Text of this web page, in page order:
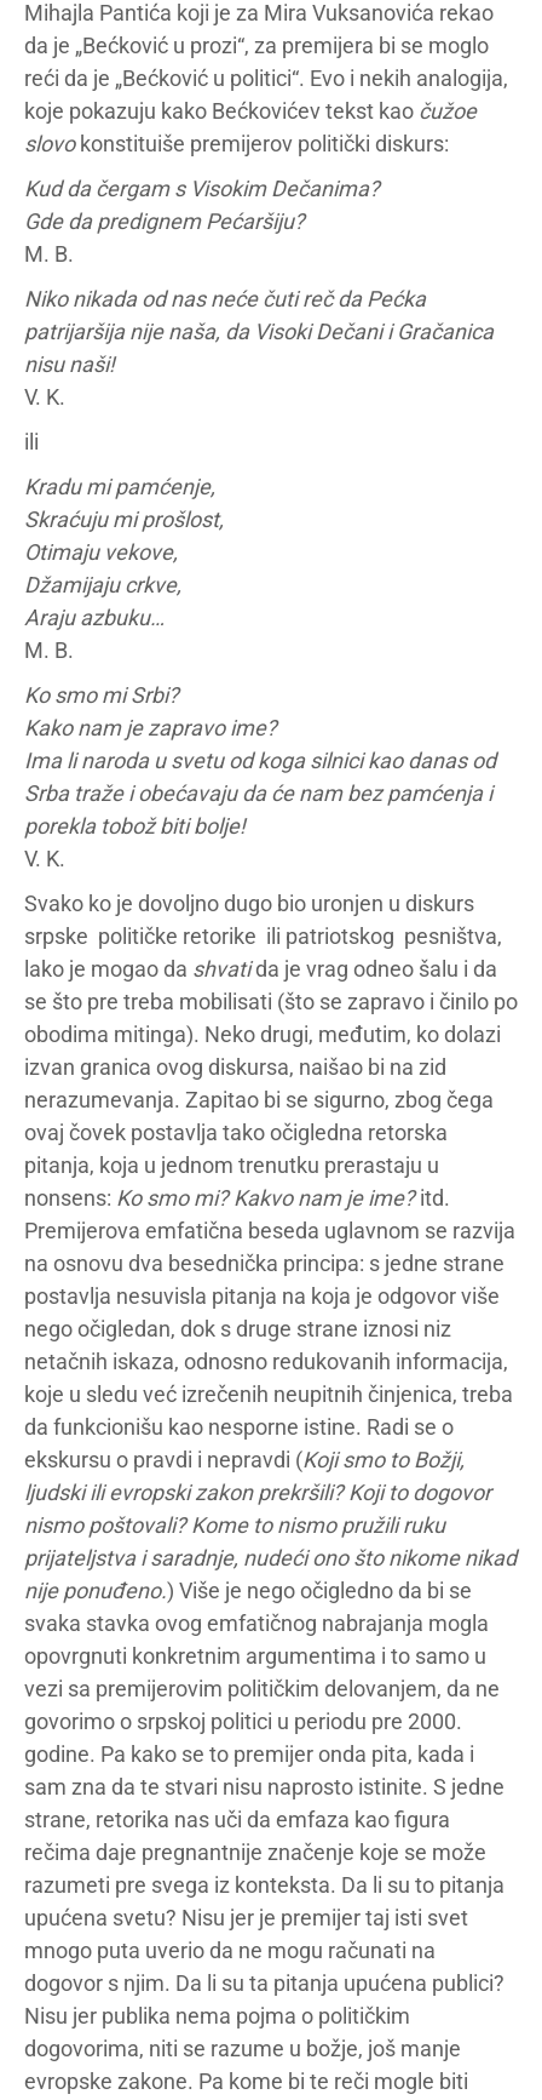
Mihajla Pantića koji je za Mira Vuksanovića rekao
da je „Bećković u prozi“, za premijera bi se moglo
reći da je „Bećković u politici“. Evo i nekih analogija,
koje pokazuju kako Bećkovićev tekst kao čužoe
slovokonstituiše premijerov politički diskurs:
Kud da čergam s Visokim Dečanima?
Gde da predignem Pećaršiju?
M. B.
Niko nikada od nas neće čuti reč da Pećka
patrijaršija nije naša, da Visoki Dečani i Gračanica
nisu naši!
V. K.
ili
Kradu mi pamćenje,
Skraćuju mi prošlost,
Otimaju vekove,
Džamijaju crkve,
Araju azbuku…
M. B.
Ko smo mi Srbi?
Kako nam je zapravo ime?
Ima li naroda u svetu od koga silnici kao danas od
Srba traže i obećavaju da će nam bez pamćenja i
porekla tobož biti bolje!
V. K.
Svako ko je dovoljno dugo bio uronjen u diskurs
srpske političke retorike ili patriotskog pesništva,
lako je mogao da shvatida je vrag odneo šalu i da
se što pre treba mobilisati (što se zapravo i činilo po
obodima mitinga). Neko drugi, međutim, ko dolazi
izvan granica ovog diskursa, naišao bi na zid
nerazumevanja. Zapitao bi se sigurno, zbog čega
ovaj čovek postavlja tako očigledna retorska
pitanja, koja u jednom trenutku prerastaju u
nonsens: Ko smo mi? Kakvo nam je ime?itd.
Premijerova emfatična beseda uglavnom se razvija
na osnovu dva besednička principa: s jedne strane
postavlja nesuvisla pitanja na koja je odgovor više
nego očigledan, dok s druge strane iznosi niz
netačnih iskaza, odnosno redukovanih informacija,
koje u sledu već izrečenih neupitnih činjenica, treba
da funkcionišu kao nesporne istine. Radi se o
ekskursu o pravdi i nepravdi (Koji smo to Božji,
ljudski ili evropski zakon prekršili? Koji to dogovor
nismo poštovali? Kome to nismo pružili ruku
prijateljstva i saradnje, nudeći ono što nikome nikad
nije ponuđeno.) Više je nego očigledno da bi se
svaka stavka ovog emfatičnog nabrajanja mogla
opovrgnuti konkretnim argumentima i to samo u
vezi sa premijerovim političkim delovanjem, da ne
govorimo o srpskoj politici u periodu pre 2000.
godine. Pa kako se to premijer onda pita, kada i
sam zna da te stvari nisu naprosto istinite. S jedne
strane, retorika nas uči da emfaza kao figura
rečima daje pregnantnije značenje koje se može
razumeti pre svega iz konteksta. Da li su to pitanja
upućena svetu? Nisu jer je premijer taj isti svet
mnogo puta uverio da ne mogu računati na
dogovor s njim. Da li su ta pitanja upućena publici?
Nisu jer publika nema pojma o političkim
dogovorima, niti se razume u božje, još manje
evropske zakone. Pa kome bi te reči mogle biti